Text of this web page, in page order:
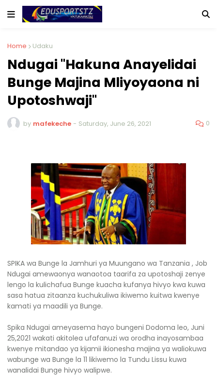
Home Udaku
Ndugai "Hakuna Anayelidai
Bunge Majina Mliyoyaona ni
Upotoshwaji"
by mafekeche - Saturday, June 26, 2021 0
SPIKA wa Bunge la Jamhuri ya Muungano wa Tanzania , Job
Ndugai amewaonya wanaotoa taarifa za upotoshaji zenye
lengo la kulichafua Bunge kuacha kufanya hivyo kwa kuwa
sasa hatua zitaanza kuchukuliwa ikiwemo kuitwa kwenye
kamati ya maadili ya Bunge.
Spika Ndugai ameyasema hayo bungeni Dodoma leo, Juni
25,2021 wakati akitolea ufafanuzi wa orodha inayosambaa
kwenye mitandao ya kijamii ikionesha majina ya waliokuwa
wabunge wa Bunge la 11 likiwemo la Tundu Lissu kuwa
wanalidai Bunge hivyo walipwe.